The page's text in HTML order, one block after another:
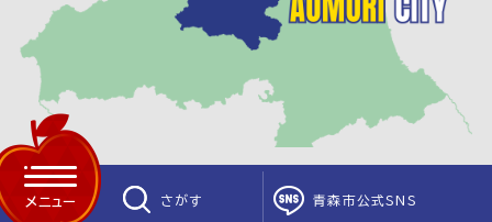
メニュー さがす 青森市公式SNS